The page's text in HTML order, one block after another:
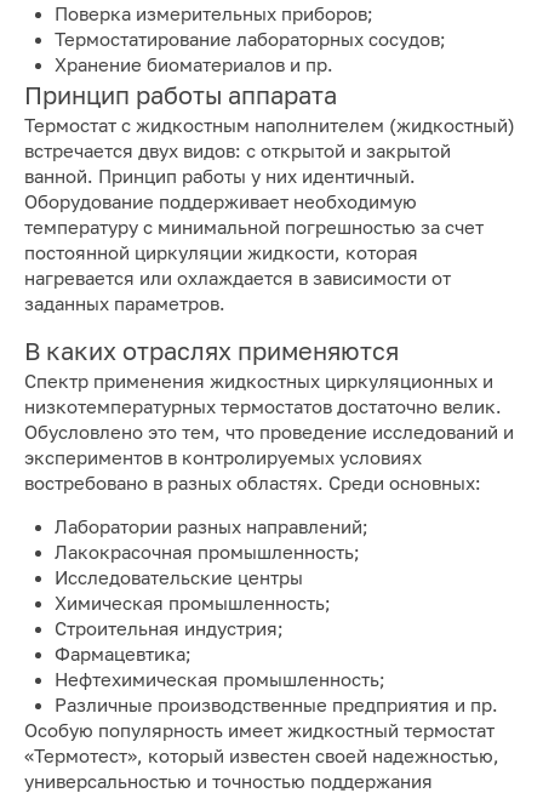
Поверка измерительных приборов;
Термостатирование лабораторных сосудов;
Хранение биоматериалов и пр.
Принцип работы аппарата
Термостат с жидкостным наполнителем (жидкостный)
встречается двух видов: с открытой и закрытой
ванной. Принцип работы у них идентичный.
Оборудование поддерживает необходимую
температуру с минимальной погрешностью за счет
постоянной циркуляции жидкости, которая
нагревается или охлаждается в зависимости от
заданных параметров.
В каких отраслях применяются
Спектр применения жидкостных циркуляционных и
низкотемпературных термостатов достаточно велик.
Обусловлено это тем, что проведение исследований и
экспериментов в контролируемых условиях
востребовано в разных областях. Среди основных:
Лаборатории разных направлений;
Лакокрасочная промышленность;
Исследовательские центры
Химическая промышленность;
Строительная индустрия;
Фармацевтика;
Нефтехимическая промышленность;
Различные производственные предприятия и пр.
Особую популярность имеет жидкостный термостат
«Термотест», который известен своей надежностью,
универсальностью и точностью поддержания